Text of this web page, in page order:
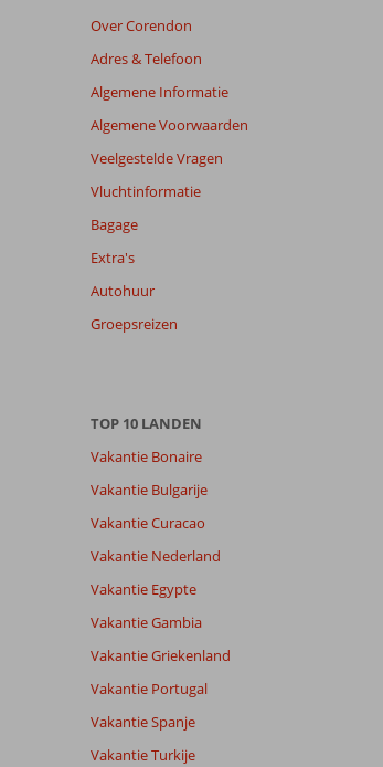
48
worden
niet
weergegeven
om
relevantie
garanderen.
onze
Totale score
91
beoordelingen
8,9
van onze
Over Corendon
Adres & Telefoon
Algemene Informatie
Algemene Voorwaarden
Veelgestelde Vragen
Vluchtinformatie
Bagage
Extra's
Autohuur
Groepsreizen
TOP 10 LANDEN
Vakantie Bonaire
Vakantie Bulgarije
Vakantie Curacao
Vakantie Nederland
Vakantie Egypte
Vakantie Gambia
Vakantie Griekenland
Vakantie Portugal
Vakantie Spanje
Vakantie Turkije